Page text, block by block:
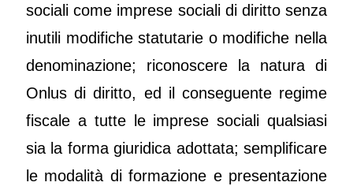
sociali come imprese sociali di diritto senza
inutili modifiche statutarie o modifiche nella
denominazione; riconoscere la natura di
Onlus di diritto, ed il conseguente regime
fiscale a tutte le imprese sociali qualsiasi
sia la forma giuridica adottata; semplificare
le modalità di formazione e presentazione